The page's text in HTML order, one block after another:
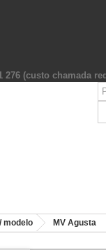
276 (custo chamada
modelo MV Agusta